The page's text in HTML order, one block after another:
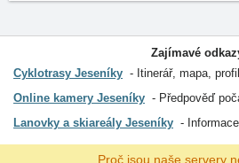
Zajímavé
Cyklotrasy Jeseníky
Itinerář, mapa, profil
Online kamery Jeseníky
Předpověď
Lanovky a skiareály Jeseníky
Proč jsou naše servery